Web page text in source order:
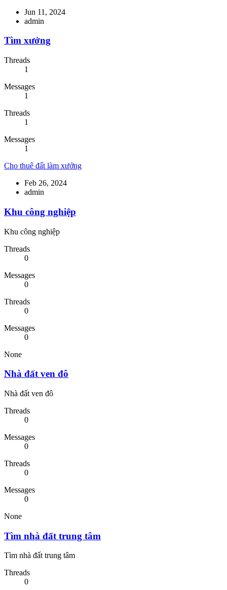
Jun 11, 2024
admin
Tìm xưởng
Threads
1
Messages
1
Threads
1
Messages
1
Cho thuê đất làm xưởng
Feb 26, 2024
admin
Khu công nghiệp
Khu công nghiệp
Threads
0
Messages
0
Threads
0
Messages
0
None
Nhà đất ven đô
Nhà đất ven đô
Threads
0
Messages
0
Threads
0
Messages
0
None
Tìm nhà đất trung tâm
Tìm nhà đất trung tâm
Threads
0